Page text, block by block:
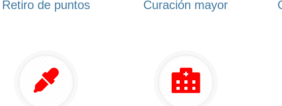
Retiro de puntos Curación mayor